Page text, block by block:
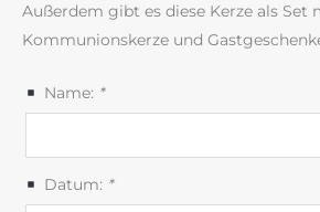
Außerdem gibt es diese Kerze als Set
Kommunionskerze und
Name: *
Datum: *